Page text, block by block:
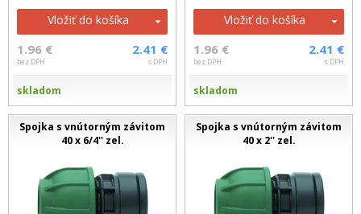
Vložiť do košíka
1.96 €
bez DPH
2.41 €
s DPH
skladom
Vložiť do košíka
1.96 €
bez DPH
2.41 €
s DPH
skladom
Spojka s vnútorným závitom
40 x 6/4'' zel.
Spojka s vnútorným závitom
40 x 2'' zel.